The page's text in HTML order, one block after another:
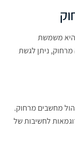
היא משמשת
ניתן לגשת
מחשבים מרחוק.
לחשיבות של